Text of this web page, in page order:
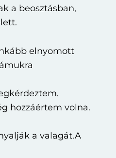
a beosztásban,
elnyomott
hozzáértem volna.
a valagát.A